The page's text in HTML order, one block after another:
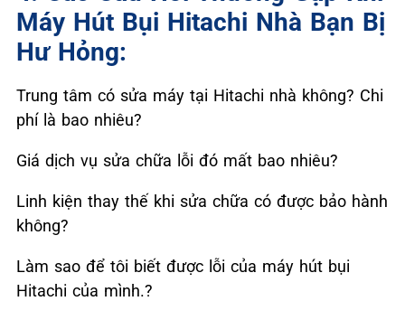
Máy Hút Bụi Hitachi Nhà Bạn Bị
Hư Hỏng:
Trung tâm có sửa máy tại Hitachi nhà không? Chi
phí là bao nhiêu?
Giá dịch vụ sửa chữa lỗi đó mất bao nhiêu?
Linh kiện thay thế khi sửa chữa có được bảo hành
không?
Làm sao để tôi biết được lỗi của máy hút bụi
Hitachi của mình.?